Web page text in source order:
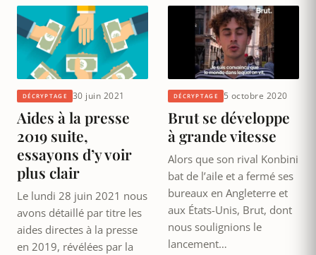
DÉCRYPTAGE 30 juin 2021
Aides à la presse
2019 suite,
essayons d’y voir
plus clair
Le lundi 28 juin 2021 nous
avons détaillé par titre les
aides directes à la presse
en 2019, révélées par la
DÉCRYPTAGE 5 octobre 2020
Brut se développe
à grande vitesse
Alors que son rival Konbini
bat de l’aile et a fermé ses
bureaux en Angleterre et
aux États-Unis, Brut, dont
nous soulignions le
lancement…